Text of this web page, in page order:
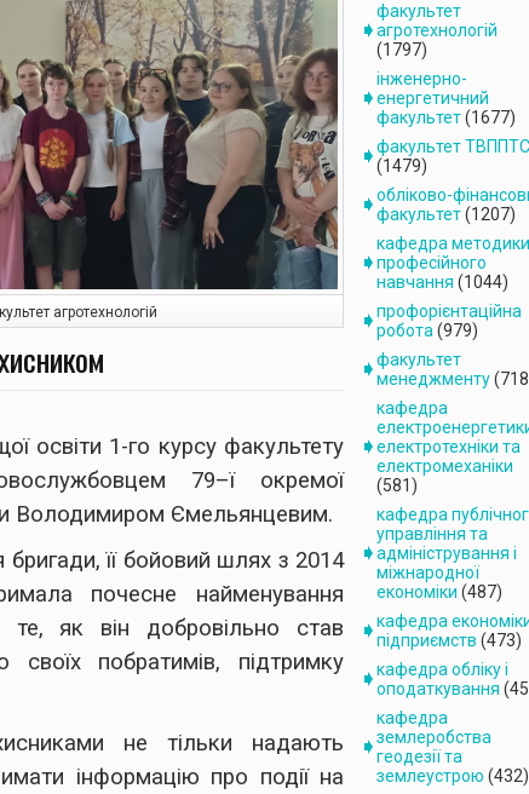
агротехнологій
освіти 1-го курсу факультету
79–ї окремої
Володимиром Ємельянцевим.
бригади, її бойовий шлях з 2014
почесне найменування
те, як він добровільно став
побратимів, підтримку
не тільки надають
інформацію про події на
факультет
агротехнологій
(1797)
інженерно-
енергетичний
факультет(1677)
факультет
(1479)
обліково-
факультет(1207)
кафедра методики
професійного
навчання (1044)
профорієнтаційна
робота (979)
факультет
менеджменту
кафедра
електротехніки та
електромеханіки
(581)
кафедра
управління та
адміністрування і
міжнародної
економіки (487)
кафедра
підприємств (473)
кафедра обліку і
оподаткування
кафедра
землеробства
геодезії та
землеустрою (432)